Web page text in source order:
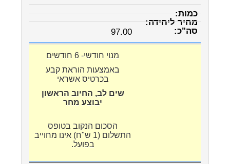
97.00
מנוי חודשי- 6 חודשים
באמצעות הוראת קבע
בכרטיס אשראי
שים לב, החיוב הראשון
יבוצע מחר
הסכום הנקוב בטופס
התשלום (1 ש"ח) אינו מחוייב
בפועל.